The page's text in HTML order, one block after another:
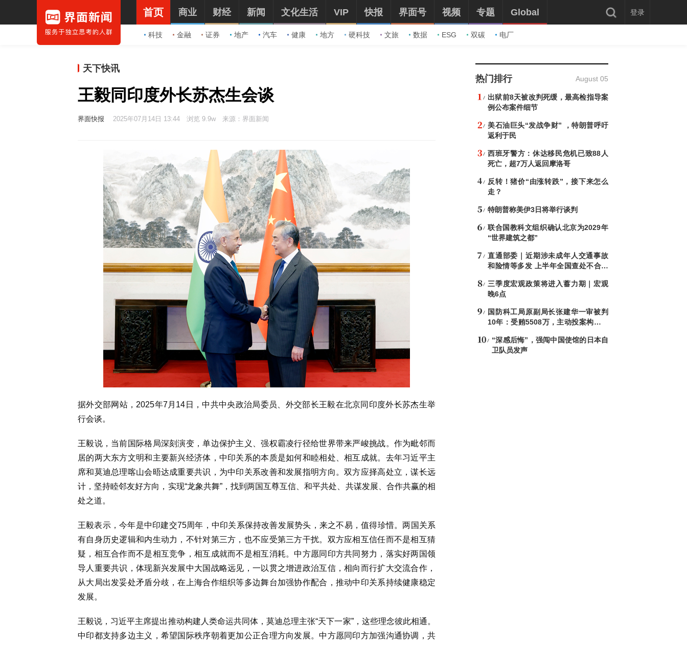
首页
科技 金融 证券 地产 汽车 健康 地方 硬科技 文旅 数据 ESG 双碳 电厂
商业 财经 新闻 文化生活 VIP 快报 界面号 视频 专题 Global 登录
天下快讯
王毅同印度外长苏杰生会谈
界面快报 2025年07月14日 13:44 浏览 9.9w 来源：界面新闻
据外交部网站，2025年7月14日，中共中央政治局委员、外交部长王毅在北京同印度外长苏杰生举
行会谈。
王毅说，当前国际格局深刻演变，单边保护主义、强权霸凌行径给世界带来严峻挑战。作为毗邻而
居的两大东方文明和主要新兴经济体，中印关系的本质是如何和睦相处、相互成就。去年习近平主
席和莫迪总理喀山会晤达成重要共识，为中印关系改善和发展指明方向。双方应择高处立，谋长远
计，坚持睦邻友好方向，实现“龙象共舞”，找到两国互尊互信、和平共处、共谋发展、合作共赢的相
处之道。
王毅表示，今年是中印建交75周年，中印关系保持改善发展势头，来之不易，值得珍惜。两国关系
有自身历史逻辑和内生动力，不针对第三方，也不应受第三方干扰。双方应相互信任而不是相互猜
疑，相互合作而不是相互竞争，相互成就而不是相互消耗。中方愿同印方共同努力，落实好两国领
导人重要共识，体现新兴发展中大国战略远见，一以贯之增进政治互信，相向而行扩大交流合作，
从大局出发妥处矛盾分歧，在上海合作组织等多边舞台加强协作配合，推动中印关系持续健康稳定
发展。
王毅说， 习近平主席提出推动构建人类命运共同体，莫迪总理主张“天下一家”，这些理念彼此相通。
中印都支持多边主义，希望国际秩序朝着更加公正合理方向发展。中方愿同印方加强沟通协调，共
热门排行 August 05
出狱前8天被改判死缓，最高检指导案
例公布案件细节
美石油巨头“发战争财” ，特朗普呼吁
返利于民
西班牙警方：休达移民危机已致88人
死亡，超7万人返回摩洛哥
反转！猪价“由涨转跌”，接下来怎么
走？
特朗普称美伊3日将举行谈判
联合国教科文组织确认北京为2029年
“世界建筑之都”
直通部委｜近期涉未成年人交通事故
和险情等多发 上半年全国查处不合格
三季度宏观政策将进入蓄力期｜宏观
晚6点
国防科工局原副局长张建华一审被判
10年：受贿5508万，主动投案构成自
“深感后悔”，强闯中国使馆的日本自
卫队员发声